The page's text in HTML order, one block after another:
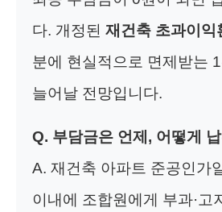
다. 개정된 재건축 초과이익
분에 현실적으로 면제받는
늘어날 전망입니다.
Q. 부담금은 언제, 어떻게
A. 재건축 아파트 준공인가
이내에 조합원에게 부과·고